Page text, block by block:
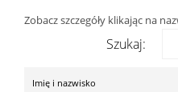
Zobacz szczegóły klikając na
Szukaj:
Imię i nazwisko